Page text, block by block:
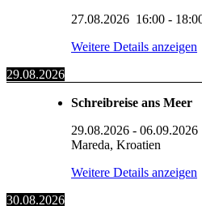
27.08.2026 16:00 -
Weitere Details anzeigen
29.08.2026
Schreibreise ans Meer
29.08.2026 - 06.09.2026
Mareda, Kroatien
Weitere Details anzeigen
30.08.2026